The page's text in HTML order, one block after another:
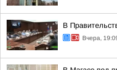
В
Вчера,